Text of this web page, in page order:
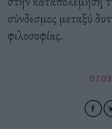
σύνδεσμος μεταξύ
φιλοσοφίας.